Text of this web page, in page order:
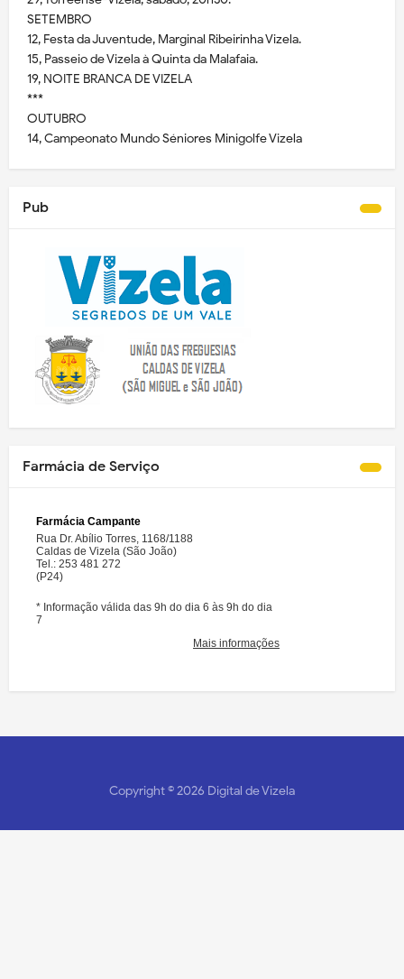
SETEMBRO
12, Festa da Juventude, Marginal Ribeirinha Vizela.
15, Passeio de Vizela à Quinta da Malafaia.
19, NOITE BRANCA DE VIZELA
***
OUTUBRO
14, Campeonato Mundo Séniores Minigolfe Vizela
Pub
Farmácia de Serviço
Copyright ©2026 Digital de Vizela